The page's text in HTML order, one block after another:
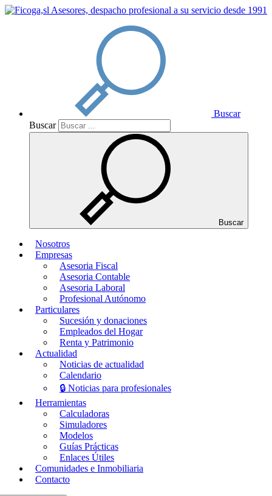
Buscar
Buscar
Buscar
Nosotros
Empresas
Asesoria Fiscal
Asesoria Contable
Asesoria Laboral
Profesional Autónomo
Particulares
Sucesión y donaciones
Empleados del Hogar
Renta y Patrimonio
Actualidad
Noticias de actualidad
Calendario
🔒 Noticias para profesionales
Herramientas
Calculadoras
Simuladores
Modelos
Guías Prácticas
Enlaces Útiles
Comunidades e Inmobiliaria
Contacto